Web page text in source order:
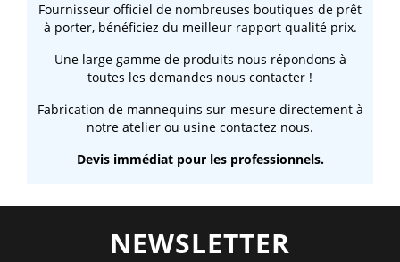
Fournisseur officiel de nombreuses boutiques de prêt
à porter, bénéficiez du meilleur rapport qualité prix.
Une large gamme de produits nous répondons à
toutes les demandes nous contacter !
Fabrication de mannequins sur-mesure directement à
notre atelier ou usine contactez nous.
Devis immédiat pour les professionnels.
NEWSLETTER